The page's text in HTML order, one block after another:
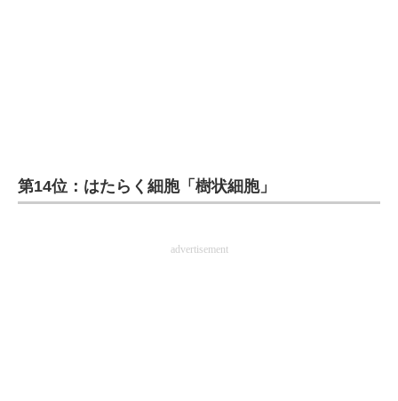
企業向けIT製品の総合サイト
第14位：はたらく細胞「樹状細胞」
advertisement